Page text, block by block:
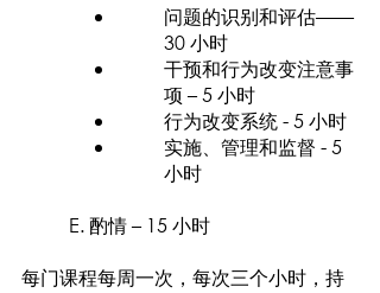
问题的识别和评估——
30 小时
干预和行为改变注意事
项 – 5 小时
行为改变系统 - 5 小时
实施、管理和监督 - 5
小时
E. 酌情 – 15 小时
每门课程每周一次，每次三个小时，持